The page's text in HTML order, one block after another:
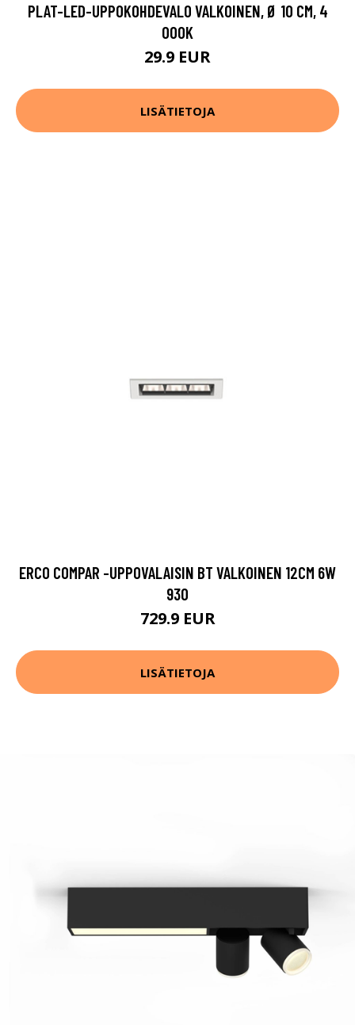
PLAT-LED-UPPOKOHDEVALO VALKOINEN, Ø 10 CM, 4
000K
29.9 EUR
LISÄTIETOJA
ERCO COMPAR -UPPOVALAISIN BT VALKOINEN 12CM 6W
930
729.9 EUR
LISÄTIETOJA